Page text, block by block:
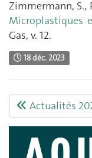
Zimmermann, S.,
Microplastiques
Gas, v. 12.
18 déc. 2023
Actualités